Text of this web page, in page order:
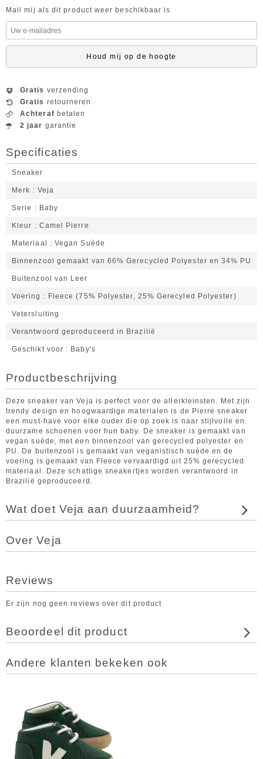
Mail mij als dit product weer beschikbaar is
Houd mij op de hoogte
Gratis verzending
Gratis retourneren
Achteraf betalen
2 jaar garantie
Specificaties
Sneaker
Merk Veja
Serie Baby
Kleur Camel Pierre
Materiaal Vegan Suède
Binnenzool gemaakt van 66% Gerecycled Polyester en 34% PU
Buitenzool van Leer
Voering Fleece (75% Polyester, 25% Gerecyled Polyester)
Vetersluiting
Verantwoord geproduceerd in Brazilië
Geschikt voor Baby's
Productbeschrijving
Deze sneaker van Veja is perfect voor de allerkleinsten. Met zijn
trendy design en hoogwaardige materialen is de Pierre sneaker
een must-have voor elke ouder die op zoek is naar stijlvolle en
duurzame schoenen voor hun baby. De sneaker is gemaakt van
vegan suède, met een binnenzool van gerecycled polyester en
PU. De buitenzool is gemaakt van veganistisch suède en de
voering is gemaakt van Fleece vervaardigd uit 25% gerecycled
materiaal. Deze schattige sneakertjes worden verantwoord in
Brazilië geproduceerd.
Wat doet Veja aan duurzaamheid?
Over Veja
Reviews
Er zijn nog geen reviews over dit product
Beoordeel dit product
Andere klanten bekeken ook